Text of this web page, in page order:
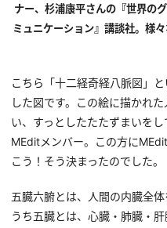
ナー、杉浦康平さんの『世界の
ミュニケーション』講談社。様
こちら「十二経奇経八脈図」
した図です。この絵に描かれ
い、すっとしたたたずまいを
MEditメンバー。この方に
こう！そう決まったのでした。
五臓六腑とは、人間の内臓全
うち五臓とは、心臓・肺臓・